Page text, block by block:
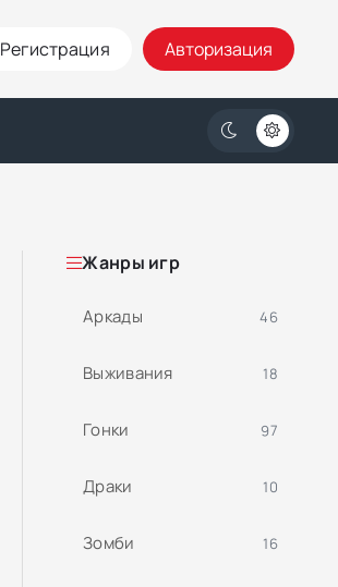
Регистрация Авторизация
Жанры игр
Аркады 46
Выживания 18
Гонки 97
Драки 10
Зомби 16